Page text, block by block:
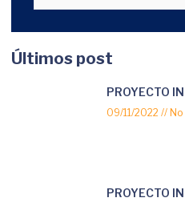
Últimos post
PROYECTO
09/11/2022
PROYECTO